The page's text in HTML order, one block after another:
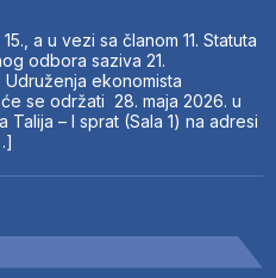
a u vezi sa članom 11. Statuta
odbora saziva 21.
ekonomista
se održati 28. maja 2026. u
Talija – I sprat (Sala 1) na adresi